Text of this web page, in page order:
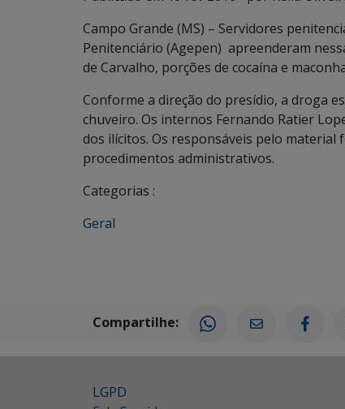
Campo Grande (MS) – Servidores
Penitenciário (Agepen) apreenderam
de Carvalho, porções de cocaína e
Conforme a direção do presídio, a droga
chuveiro. Os internos Fernando Ratier
dos ilícitos. Os responsáveis pelo
procedimentos administrativos.
Categorias :
Geral
Compartilhe:
LGPD